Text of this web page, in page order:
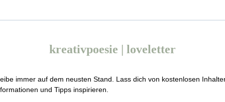
kreativpoesie | loveletter
immer auf dem neusten Stand. Lass dich von kostenlosen
und Tipps inspirieren.